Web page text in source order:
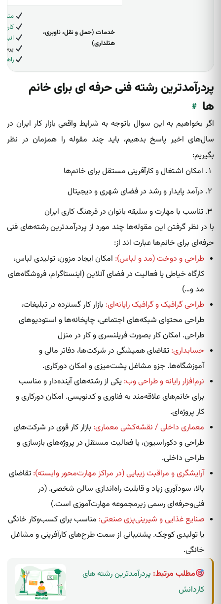
خدمات (حمل و نقل، ناوبری،
هتلداری)
پردرآمدترین رشته فنی حرفه ای برای خانم
ها #
اگر بخواهیم به این سوال باتوجه به شرایط واقعی بازار کار ایران در
سال‌های اخیر پاسخ بدهیم، باید چند مقوله را همزمان در نظر
بگیریم:
امکان اشتغال و کارآفرینی مستقل برای خانم‌ها
درآمد پایدار و رشد در فضای شهری و دیجیتال
تناسب با مهارت و سلیقه بانوان در فرهنگ کاری ایران
با در نظر گرفتن این مقوله‌ها چند مورد از پردرآمدترین رشته‌های فنی
حرفه‌ای برای خانم‌ها عبارت اند از:
طراحی و دوخت (مد و لباس): امکان ایجاد مزون، تولیدی لباس،
کارگاه خیاطی یا فعالیت در فضای آنلاین (اینستاگرام، فروشگاه‌های
مد و…)
طراحی گرافیک و گرافیک رایانه‌ای: بازار کار گسترده در تبلیغات،
طراحی محتوای شبکه‌های اجتماعی، چاپخانه‌ها و استودیوهای
طراحی. امکان کار بصورت فریلنسری و کار در منزل
حسابداری: تقاضای همیشگی در شرکت‌ها، دفاتر مالی و
آموزشگاه‌ها. جزو مشاغل پشت‌میزی و امکان دورکاری.
نرم‌افزار رایانه و طراحی وب: یکی از رشته‌های آینده‌دار و مناسب
برای خانم‌های علاقه‌مند به فناوری و کدنویسی. امکان دورکاری و
کار پروژه‌ای.
معماری داخلی / نقشه‌کشی معماری: بازار کار قوی در شرکت‌های
طراحی و دکوراسیون، یا فعالیت مستقل در پروژه‌های بازسازی و
طراحی داخلی.
آرایشگری و مراقبت زیبایی (در مراکز مهارت‌محور وابسته): تقاضای
بالا، سودآوری زیاد و قابلیت راه‌اندازی سالن شخصی. (در
فنی‌وحرفه‌ای رسمی زیرمجموعه مهارت‌آموزی است.)
صنایع غذایی و شیرینی‌پزی صنعتی: مناسب برای کسب‌وکار خانگی
یا تولیدی کوچک. پشتیبانی از سمت طرح‌های کارآفرینی و مشاغل
خانگی.
مطلب مرتبط: پردرآمدترین رشته های
کاردانش